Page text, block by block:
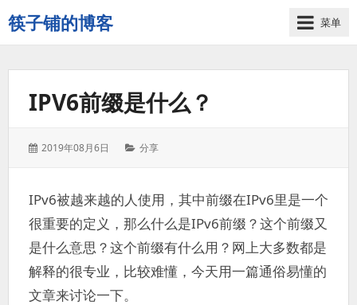
筷子铺的博客
记
录
菜单
IPV6前缀是什么？
发
2019年08月6日
分
分享
IPv6被越来越的人使用，其中前缀在IPv6里是一个
很重要的定义，那么什么是IPv6前缀？这个前缀又
是什么意思？这个前缀有什么用？网上大多数都是
解释的很专业，比较难懂，今天用一篇通俗易懂的
文章来讨论一下。